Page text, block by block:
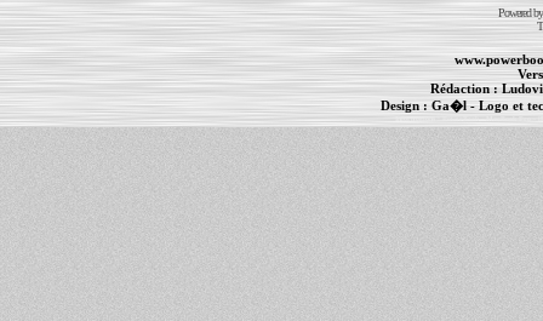
Powered
Rédaction :
Design : Ga�l- Logo et